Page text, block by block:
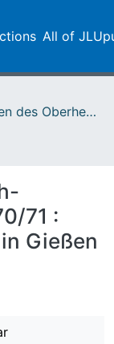
All of
Mitteilungen des Oberhessischen Geschichtsvereins Gießen
71 :
Gießen